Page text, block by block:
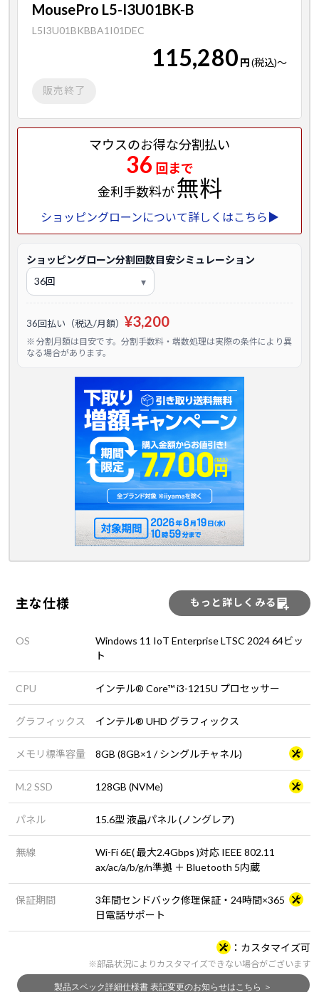
MousePro L5-I3U01BK-B
L5I3U01BKBBA1I01DEC
115,280 円(税込)～
販売終了
マウスのお得な分割払い
36 回まで
金利手数料が無料
ショッピングローンについて詳しくはこちら▶
ショッピングローン分割回数目安シミュレーション
36回払い（税込/月額） ¥3,200
※ 分割月額は目安です。分割手数料・端数処理は実際の条件により異
なる場合があります。
主な仕様 もっと詳しくみる
OS
Windows 11 IoT Enterprise LTSC 2024 64ビッ
ト
CPU インテル® Core™ i3-1215U プロセッサー
グラフィックス インテル® UHD グラフィックス
メモリ標準容量 8GB (8GB×1 / シングルチャネル)
M.2 SSD 128GB (NVMe)
パネル 15.6型 液晶パネル (ノングレア)
無線
Wi-Fi 6E( 最大2.4Gbps )対応 IEEE 802.11
ax/ac/a/b/g/n準拠 ＋ Bluetooth 5内蔵
保証期間
3年間センドバック修理保証・24時間×365
日電話サポート
カスタマイズ可
※部品状況によりカスタマイズできない場合がございます